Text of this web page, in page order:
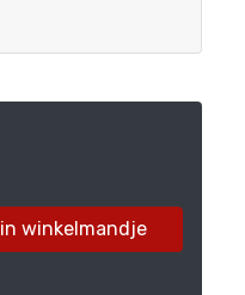
in winkelmandje